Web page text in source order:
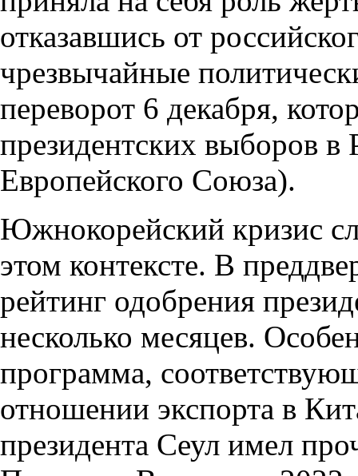
отказавшись от
чрезвычайные
переворот 6 декабря,
президентских выборов в
Европейского Союза).
Южнокорейский кризис
этом контексте. В
рейтинг одобрения
несколько месяцев.
программа,
отношении экспорта в
президента Сеул имел